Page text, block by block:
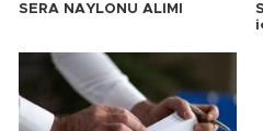
SERA NAYLONU ALIMI